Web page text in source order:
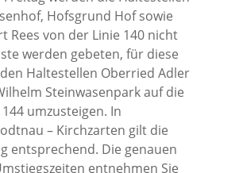
Hofsgrund Hof sowie
Rees von der Linie 140 nicht
werden gebeten, für diese
Haltestellen Oberried Adler
Steinwasenpark auf die
umzusteigen. In
– Kirchzarten gilt die
entsprechend. Die genauen
entnehmen Sie